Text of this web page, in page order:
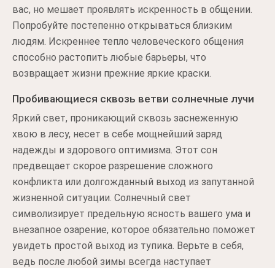
вас, но мешает проявлять искренность в общении.
Попробуйте постепенно открываться близким
людям. Искреннее тепло человеческого общения
способно растопить любые барьеры, что
возвращает жизни прежние яркие краски.
Пробивающиеся сквозь ветви солнечные лучи
Яркий свет, проникающий сквозь заснеженную
хвою в лесу, несет в себе мощнейший заряд
надежды и здорового оптимизма. Этот сон
предвещает скорое разрешение сложного
конфликта или долгожданный выход из запутанной
жизненной ситуации. Солнечный свет
символизирует предельную ясность вашего ума и
внезапное озарение, которое обязательно поможет
увидеть простой выход из тупика. Верьте в себя,
ведь после любой зимы всегда наступает